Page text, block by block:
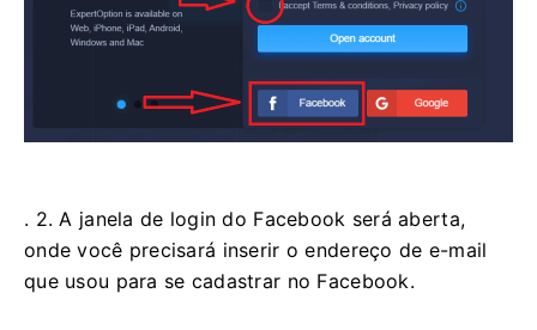
. 2. A janela de login do Facebook será aberta,
onde você precisará inserir o endereço de e-mail
que usou para se cadastrar no Facebook.